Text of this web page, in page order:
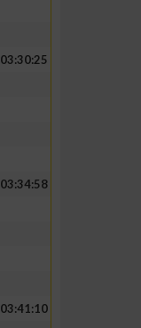
03:30:25
03:34:58
03:41:10